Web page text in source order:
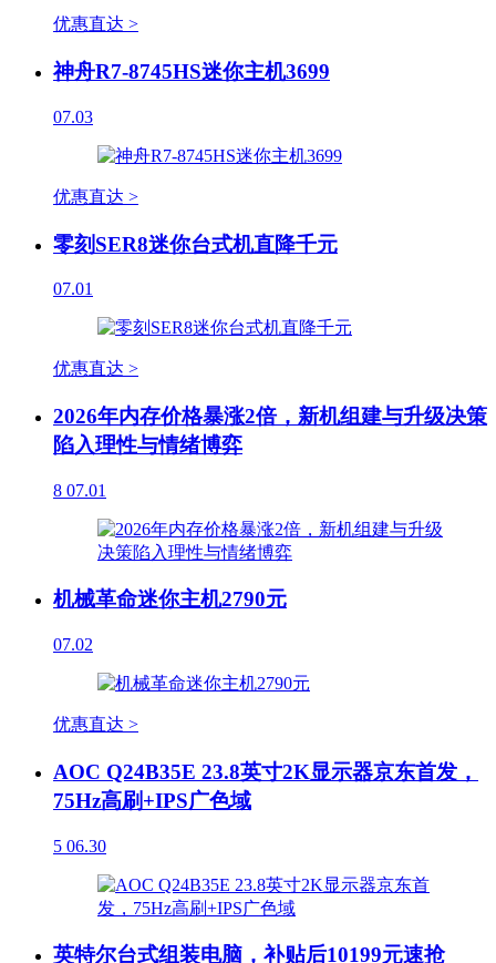
优惠直达 >
神舟R7-8745HS迷你主机3699
07.03
优惠直达 >
零刻SER8迷你台式机直降千元
07.01
优惠直达 >
2026年内存价格暴涨2倍，新机组建与升级决策
陷入理性与情绪博弈
8 07.01
机械革命迷你主机2790元
07.02
优惠直达 >
AOC Q24B35E 23.8英寸2K显示器京东首发，
75Hz高刷+IPS广色域
5 06.30
英特尔台式组装电脑，补贴后10199元速抢